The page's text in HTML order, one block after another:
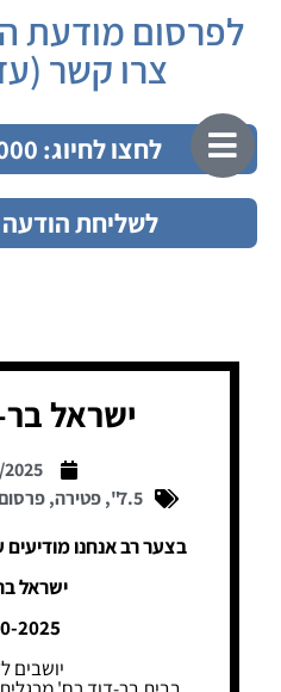
לפרסום מודעת
צרו קשר
לחצו לחיוג: 077-9971000
לשליחת
ישראל
7.5"
,פטירה,
בצער רב אנחנו
ישראל
2025
יושבים